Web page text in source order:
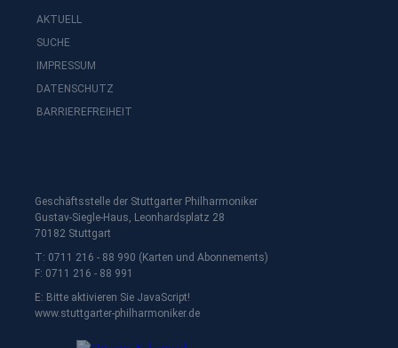
AKTUELL
SUCHE
IMPRESSUM
DATENSCHUTZ
BARRIEREFREIHEIT
Geschäftsstelle der Stuttgarter Philharmoniker
Gustav-Siegle-Haus, Leonhardsplatz 28
70182 Stuttgart
T: 0711 216 - 88 990 (Karten und Abonnements)
F: 0711 216 - 88 991
E: Bitte aktivieren Sie JavaScript!
www.stuttgarter-philharmoniker.de